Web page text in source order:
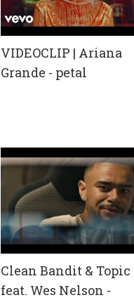
VIDEOCLIP | Ariana
Grande - petal
Clean Bandit & Topic
feat. Wes Nelson -